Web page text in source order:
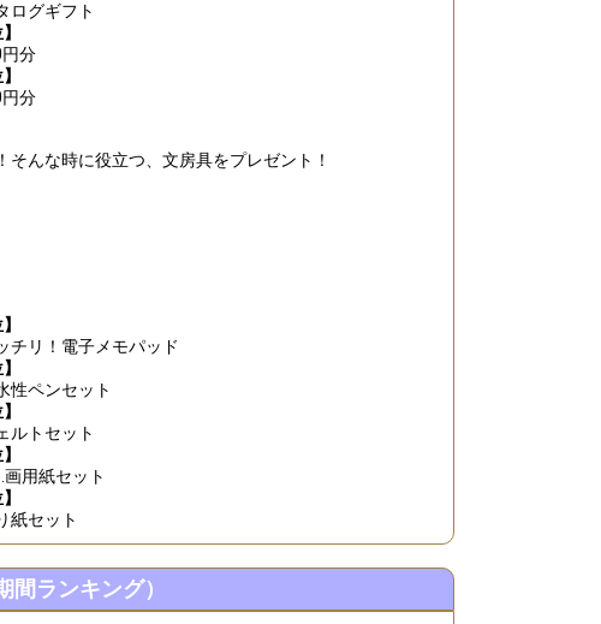
作権獲得！
う！
てみよう！
を語ってみよう！
ログギフト
分
分
そんな時に役立つ、文房具をプレゼント！
チリ！電子メモパッド
性ペンセット
ルトセット
用紙セット
紙セット
間ランキング）